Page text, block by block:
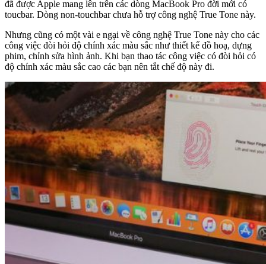
đã được Apple mang lên trên các dòng MacBook Pro đời mới có
toucbar. Dòng non-touchbar chưa hỗ trợ công nghệ True Tone này.
Nhưng cũng có một vài e ngại về công nghệ True Tone này cho các
công việc đòi hỏi độ chính xác màu sắc như thiết kế đồ hoạ, dựng
phim, chỉnh sửa hình ảnh. Khi bạn thao tác công việc có đòi hỏi có
độ chính xác màu sắc cao các bạn nên tắt chế độ này đi.